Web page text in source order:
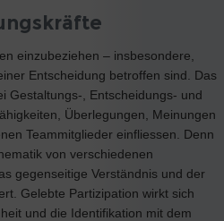
einzubeziehen – insbesondere,
Entscheidung betroffen sind. Das
Gestaltungs-, Entscheidungs- und
Überlegungen, Meinungen
Teammitglieder einfliessen. Denn
von verschiedenen
gegenseitige Verständnis und der
Gelebte Partizipation wirkt sich
und die Identifikation mit dem